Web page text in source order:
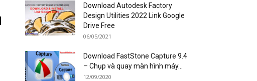
Download Autodesk Factory
Design Utilities 2022 Link Google
Drive Free
06/05/2021
Download FastStone Capture 9.4
– Chụp và quay màn hình máy...
12/09/2020